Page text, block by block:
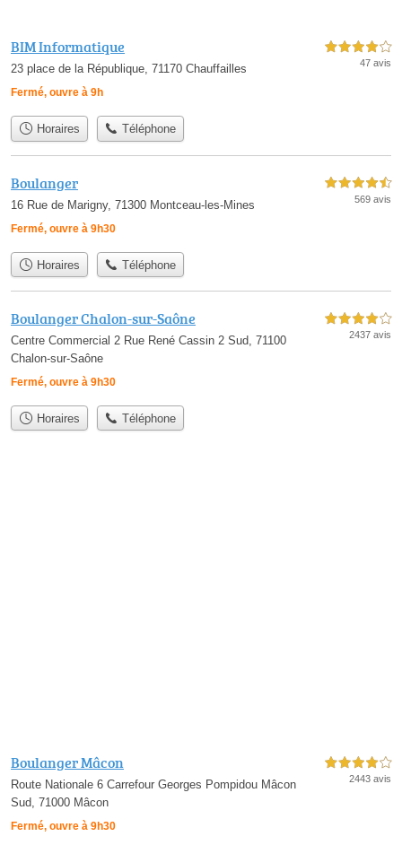
BIM Informatique
23 place de la République, 71170 Chauffailles
Fermé, ouvre à 9h
4,0 étoiles sur 5
47 avis
Horaires Téléphone
Boulanger
16 Rue de Marigny, 71300 Montceau-les-Mines
Fermé, ouvre à 9h30
4,5 étoiles sur 5
569 avis
Horaires Téléphone
Boulanger Chalon-sur-Saône
Centre Commercial 2 Rue René Cassin 2 Sud, 71100
Chalon-sur-Saône
Fermé, ouvre à 9h30
4,0 étoiles sur 5
2437 avis
Horaires Téléphone
Boulanger Mâcon
Route Nationale 6 Carrefour Georges Pompidou Mâcon
Sud, 71000 Mâcon
Fermé, ouvre à 9h30
4,0 étoiles sur 5
2443 avis